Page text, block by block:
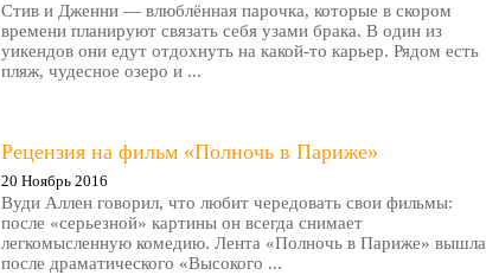
Стив и Дженни — влюблённая парочка, которые в скором
времени планируют связать себя узами брака. В один из
уикендов они едут отдохнуть на какой-то карьер. Рядом есть
пляж, чудесное озеро и ...
Рецензия на фильм «Полночь в Париже»
20 Ноябрь 2016
Вуди Аллен говорил, что любит чередовать свои фильмы:
после «серьезной» картины он всегда снимает
легкомысленную комедию. Лента «Полночь в Париже» вышла
после драматического «Высокого ...